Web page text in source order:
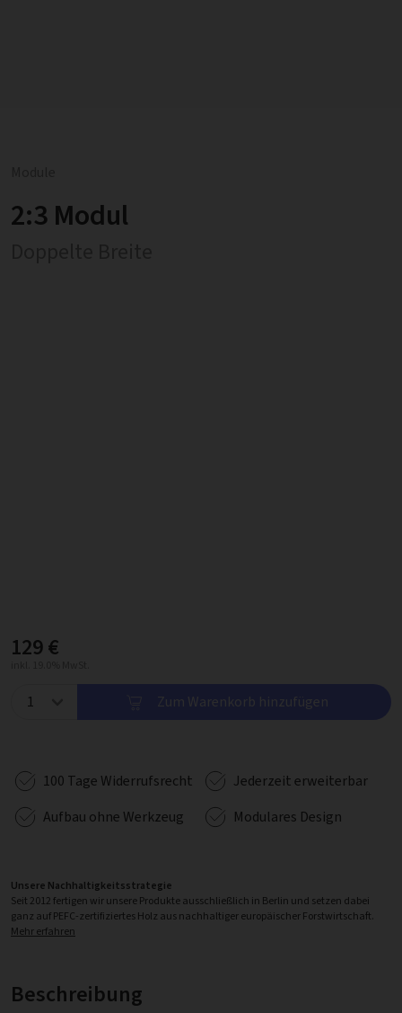
2:3 Modul
129 €
Zum Warenkorb hinzufügen
100 Tage Widerrufsrecht
Jederzeit erweiterbar
Aufbau ohne Werkzeug
Modulares Design
Unsere Nachhaltigkeitsstrategie
Seit 2012 fertigen wir unsere Produkte ausschließlich in Berlin und setzen dabei
ganz auf PEFC-zertifiziertes Holz aus nachhaltiger europäischer Forstwirtschaft.
Mehr erfahren
Beschreibung